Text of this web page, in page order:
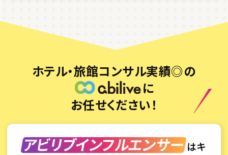
ホテル・旅館コンサル実績◎の
に
お任せください！
アビリブインフルエンサーはキ